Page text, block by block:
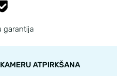
garantija
KAMERU ATPIRKŠANA